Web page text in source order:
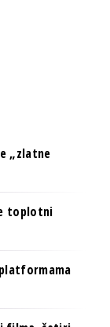
„zlatne
toplotni